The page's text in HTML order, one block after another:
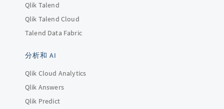
Qlik Talend
Qlik Talend Cloud
Talend Data Fabric
分析和 AI
Qlik Cloud Analytics
Qlik Answers
Qlik Predict